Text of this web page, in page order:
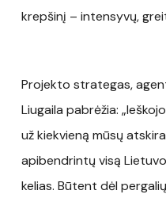
krepšinį – intensyvų,
Projekto strategas,
Liugaila pabrėžia:
už kiekvieną mūsų
apibendrintų visą
kelias. Būtent dėl